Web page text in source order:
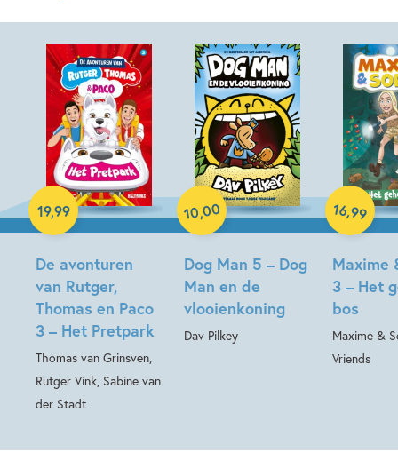
De avonturen
van Rutger,
Thomas en Paco
3 – Het Pretpark
Thomas van Grinsven,
Rutger Vink, Sabine van
der Stadt
19,99
Hardcover
Dog Man 5 – Dog
Man en de
vlooienkoning
Dav Pilkey
10,00
Paperback
Maxime
3 – Het
bos
Maxime &
Vriends
16,99
Hardcover